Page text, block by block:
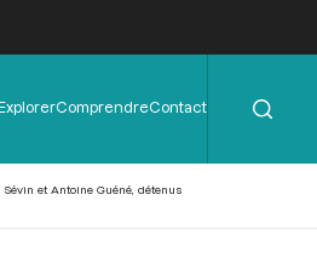
ComprendreContact
et Antoine Guéné, détenus